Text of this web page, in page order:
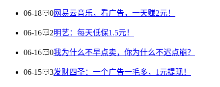
06-18 0网易云音乐，看广告，一天赚2元！
06-16 2明艺：每天低保1.5元！
06-16 0我为什么不早点卖，你为什么不迟点崩？
06-15 3发财四圣：一个广告一毛多，1元提现！